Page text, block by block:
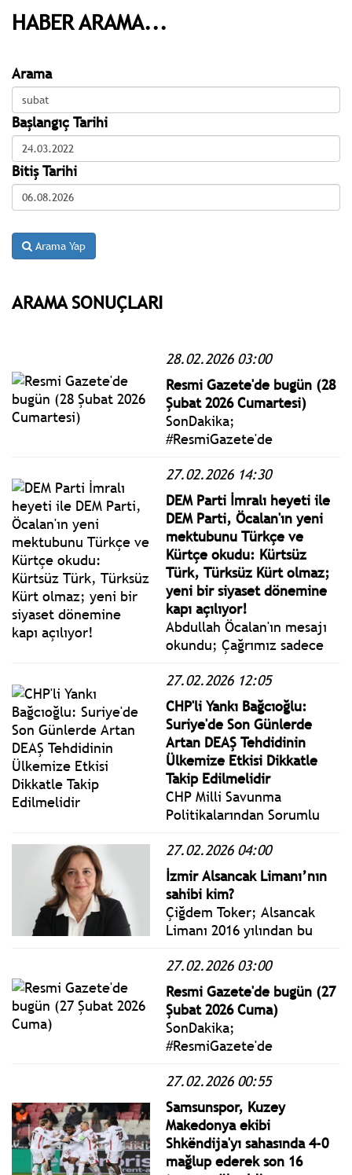
HABER ARAMA...
Arama
Başlangıç Tarihi
Bitiş Tarihi
Arama Yap
ARAMA SONUÇLARI
28.02.2026 03:00
Resmi Gazete'de bugün (28
Şubat 2026 Cumartesi)
SonDakika;
#ResmiGazete'de
Cumartesi yönetmelik,
genelge ve tebliğler
takip edebilirsiniz.
27.02.2026 14:30
DEM Parti İmralı heyeti ile
DEM Parti, Öcalan'ın yeni
mektubunu Türkçe ve
Kürtçe okudu: Kürtsüz
Türk, Türksüz Kürt olmaz;
yeni bir siyaset dönemine
kapı açılıyor!
Abdullah Öcalan'ın mesajı
okundu; Çağrımız sadece
Ortadoğu’da bir arada
yaşama sorununa ve
ürettiği kriz haline çözüm
bulma amacını taşıyor.
Bütün gadre uğramışların
var olma ve kendilerini
özgürce ifade edebilme
haklarını savunuyoruz.
27.02.2026 12:05
CHP'li Yankı Bağcıoğlu:
Suriye'de Son Günlerde
Artan DEAŞ Tehdidinin
Ülkemize Etkisi Dikkatle
Takip Edilmelidir
CHP Milli Savunma
Politikalarından Sorumlu
Yankı Bağcıoğlu, CHP İzmir
İl Başkanlığı’nda aylık
bilgilendirme toplantısı
yaptı.
27.02.2026 04:00
İzmir Alsancak Limanı’nın
sahibi kim?
Çiğdem Toker; Alsancak
Limanı 2016 yılından bu
bünyesinde. Ancak bu
ilişki, Liman üzerinde
sahiplik kurmaya yeter mi,
tartışmaya çok değer bir
konu...
27.02.2026 03:00
Resmi Gazete'de bugün (27
Şubat 2026 Cuma)
SonDakika;
#ResmiGazete'de
Cuma yönetmelik, genelge
ve tebliğler
takip edebilirsiniz.
27.02.2026 00:55
Samsunspor, Kuzey
Makedonya ekibi
Shkëndija'yı sahasında 4-0
mağlup ederek son 16